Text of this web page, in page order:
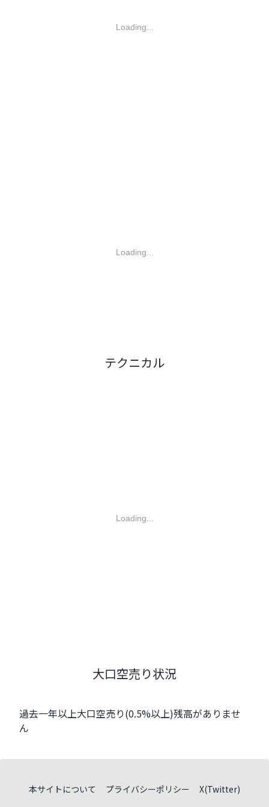
Loading...
Loading...
テクニカル
Loading...
大口空売り状況
過去一年以上大口空売り(0.5%以上)残高がありませ
ん
本サイトについて プライバシーポリシー X(Twitter)